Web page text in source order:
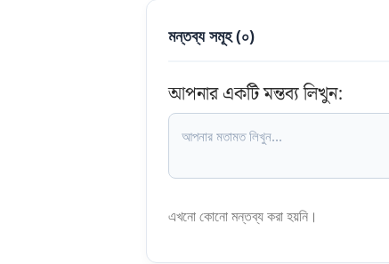
মন্তব্য সমূহ (০)
আপনার একটি মন্তব্য লিখুন:
এখনো কোনো মন্তব্য করা হয়নি।